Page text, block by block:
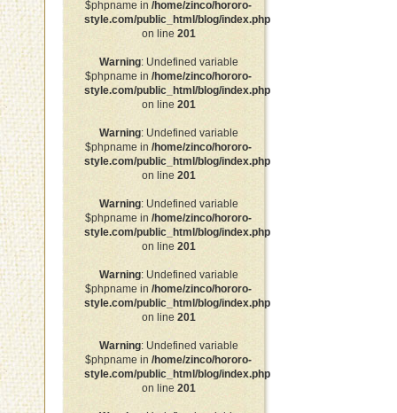
$phpname in /home/zinco/hororo-
style.com/public_html/blog/index.php
on line 201
Warning: Undefined variable
$phpname in /home/zinco/hororo-
style.com/public_html/blog/index.php
on line 201
Warning: Undefined variable
$phpname in /home/zinco/hororo-
style.com/public_html/blog/index.php
on line 201
Warning: Undefined variable
$phpname in /home/zinco/hororo-
style.com/public_html/blog/index.php
on line 201
Warning: Undefined variable
$phpname in /home/zinco/hororo-
style.com/public_html/blog/index.php
on line 201
Warning: Undefined variable
$phpname in /home/zinco/hororo-
style.com/public_html/blog/index.php
on line 201